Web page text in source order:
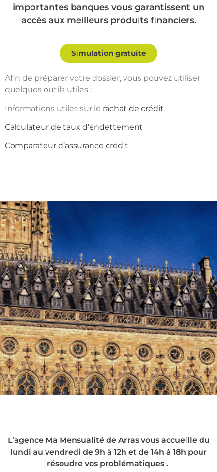
importantes banques vous garantissent un
accès aux meilleurs produits financiers.
Simulation gratuite
Afin de préparer votre dossier, vous pouvez utiliser
quelques outils utiles :
Informations utiles sur le rachat de crédit
Calculateur de taux d’endettement
Comparateur d’assurance crédit
ou chez vous !
L’agence Ma Mensualité de Arras vous accueille du
lundi au vendredi de 9h à 12h et de 14h à 18h pour
résoudre vos problématiques .